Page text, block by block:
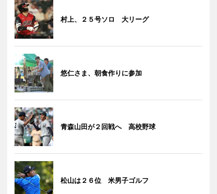
村上、２５号ソロ 大リーグ
悠仁さま、朝食作りに参加
青森山田が２回戦へ 高校野球
松山は２６位 米男子ゴルフ